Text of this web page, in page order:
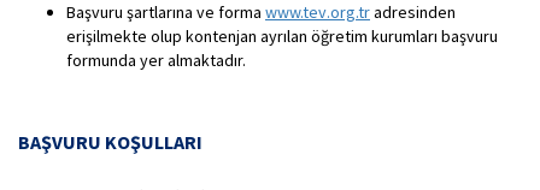
Başvuru şartlarına ve forma www.tev.org.tradresinden
erişilmekte olup kontenjan ayrılan öğretim kurumları başvuru
formunda yer almaktadır.
BAŞVURU KOŞULLARI